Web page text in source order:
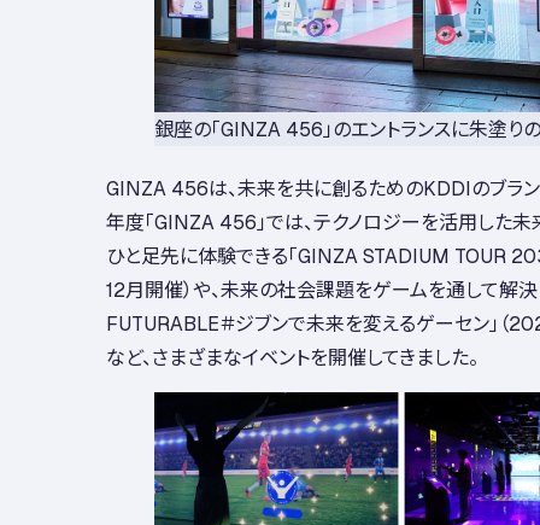
銀座の「GINZA 456」のエントランスに朱塗り
GINZA 456は、未来を共に創るためのKDDIのブラ
年度「GINZA 456」では、テクノロジーを活用した
ひと足先に体験できる「GINZA STADIUM TOUR
12月開催）や、未来の社会課題をゲームを通して解決
FUTURABLE＃ジブンで未来を変えるゲーセン」（
など、さまざまなイベントを開催してきました。